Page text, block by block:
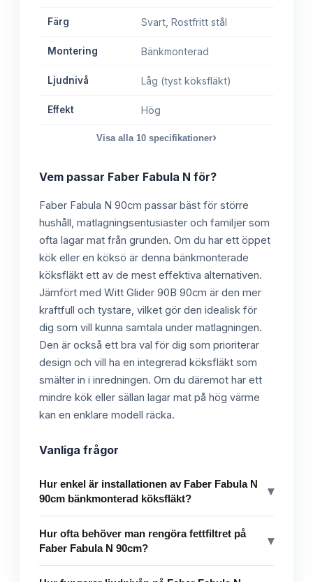
Färg Svart, Rostfritt stål
Montering Bänkmonterad
Ljudnivå Låg (tyst köksfläkt)
Effekt Hög
Visa alla 10 specifikationer›
Vem passar Faber Fabula N för?
Faber Fabula N 90cm passar bäst för större
hushåll, matlagningsentusiaster och familjer som
ofta lagar mat från grunden. Om du har ett öppet
kök eller en köksö är denna bänkmonterade
köksfläkt ett av de mest effektiva alternativen.
Jämfört med Witt Glider 90B 90cm är den mer
kraftfull och tystare, vilket gör den idealisk för
dig som vill kunna samtala under matlagningen.
Den är också ett bra val för dig som prioriterar
design och vill ha en integrerad köksfläkt som
smälter in i inredningen. Om du däremot har ett
mindre kök eller sällan lagar mat på hög värme
kan en enklare modell räcka.
Vanliga frågor
Hur enkel är installationen av Faber Fabula N
90cm bänkmonterad köksfläkt?
▾
Hur ofta behöver man rengöra fettfiltret på
Faber Fabula N 90cm?
▾